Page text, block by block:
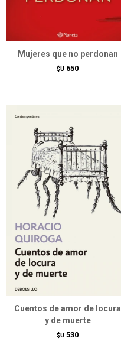
Mujeres que no perdonan
$U 650
Cuentos de amor de locura
y de muerte
$U 530